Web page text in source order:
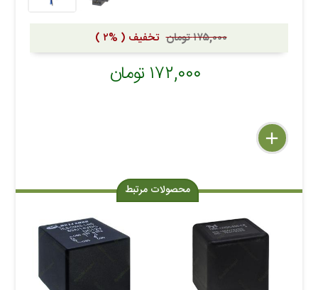
۱۷۵,۰۰۰ تومان تخفیف ( %۲ )
۱۷۲,۰۰۰ تومان
delete
remove
add
محصولات مرتبط